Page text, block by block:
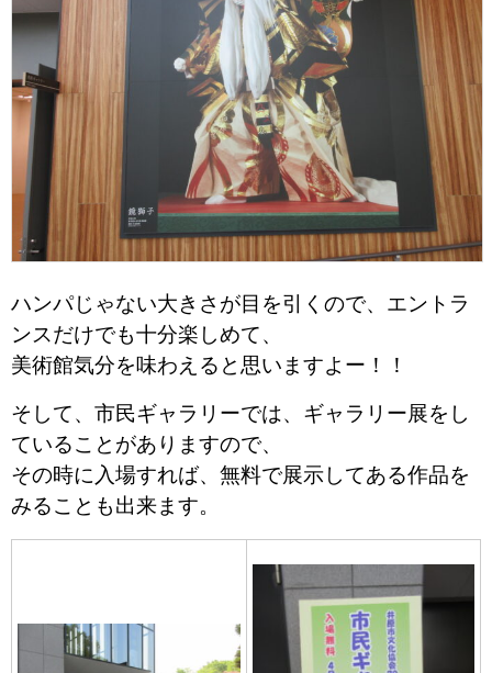
ハンパじゃない大きさが目を引くので、エントラ
ンスだけでも十分楽しめて、
美術館気分を味わえると思いますよー！！
そして、市民ギャラリーでは、ギャラリー展をし
ていることがありますので、
その時に入場すれば、無料で展示してある作品を
みることも出来ます。